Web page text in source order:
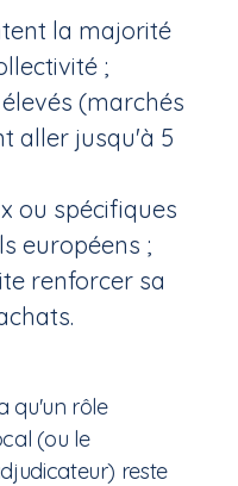
la majorité
;
(marchés
aller jusqu'à 5
ou spécifiques
européens ;
renforcer sa
qu'un rôle
(ou le
reste